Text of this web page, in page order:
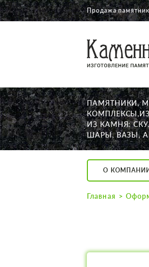
О
Продажа
ПАМЯТНИКИ,
ИЗ КАМНЯ:
ШАРЫ, ВАЗЫ,
О КОМПАНИИ
Главная